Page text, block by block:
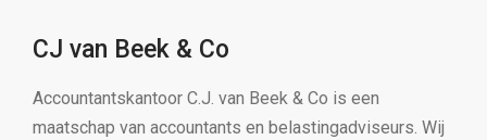
CJ van Beek & Co
Accountantskantoor C.J. van Beek & Co is een
maatschap van accountants en belastingadviseurs. Wij